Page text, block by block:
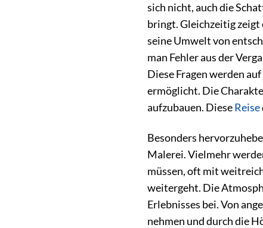
sich nicht, auch die
bringt. Gleichzeitig zeigt
seine Umwelt von
man Fehler aus der
Diese Fragen werden
ermöglicht. Die
aufzubauen. DieseReise
Besonders
Malerei. Vielmehr
müssen, oft mit
weitergeht. Die
Erlebnisses bei. Von
nehmen und durch die